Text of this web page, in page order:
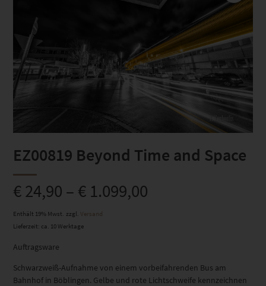
EZ00819 Beyond Time and Space
€24,90 – € 1.099,00
Enthält 19% Mwst. zzgl. Versand
Lieferzeit: ca. 10 Werktage
Auftragsware
Schwarzweiß-Aufnahme von einem vorbeifahrenden Bus am
Bahnhof in Böblingen. Gelbe und rote Lichtschweife kennzeichnen